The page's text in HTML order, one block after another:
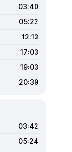
03:40
05:22
12:13
17:03
19:03
20:39
03:42
05:24